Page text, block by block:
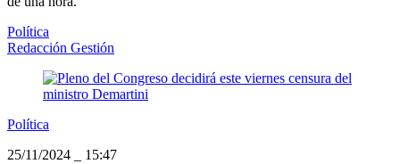
Política
Redacción Gestión
Política
25/11/2024
15:47